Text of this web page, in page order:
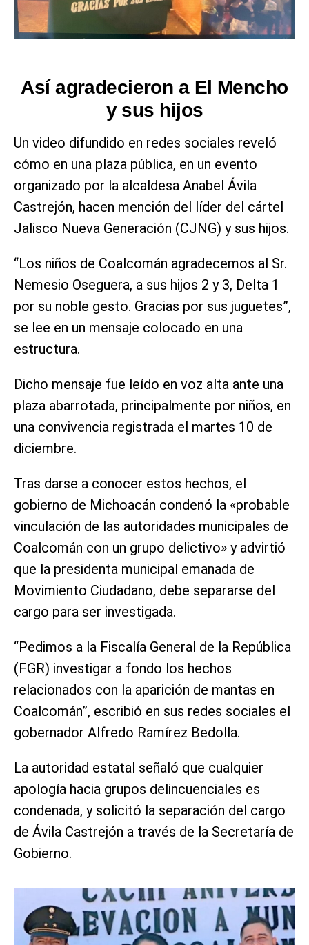
Así agradecieron a El Mencho
y sus hijos
Un video difundido en redes sociales reveló
cómo en una plaza pública, en un evento
organizado por la alcaldesa Anabel Ávila
Castrejón, hacen mención del líder del cártel
Jalisco Nueva Generación (CJNG) y sus hijos.
“Los niños de Coalcomán agradecemos al Sr.
Nemesio Oseguera, a sus hijos 2 y 3, Delta 1
por su noble gesto. Gracias por sus juguetes”,
se lee en un mensaje colocado en una
estructura.
Dicho mensaje fue leído en voz alta ante una
plaza abarrotada, principalmente por niños, en
una convivencia registrada el martes 10 de
diciembre.
Tras darse a conocer estos hechos, el
gobierno de Michoacán condenó la «probable
vinculación de las autoridades municipales de
Coalcomán con un grupo delictivo» y advirtió
que la presidenta municipal emanada de
Movimiento Ciudadano, debe separarse del
cargo para ser investigada.
“Pedimos a la Fiscalía General de la República
(FGR) investigar a fondo los hechos
relacionados con la aparición de mantas en
Coalcomán”, escribió en sus redes sociales el
gobernador Alfredo Ramírez Bedolla.
La autoridad estatal señaló que cualquier
apología hacia grupos delincuenciales es
condenada, y solicitó la separación del cargo
de Ávila Castrejón a través de la Secretaría de
Gobierno.